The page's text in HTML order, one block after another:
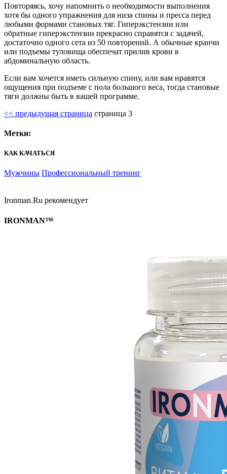
Повторяясь, хочу напомнить о необходимости выполнения
хотя бы одного упражнения для низа спины и пресса перед
любыми формами становых тяг. Гиперэкстензии или
обратные гиперэкстензии прекрасно справятся с задачей,
достаточно одного сета из 50 повторений. А обычные кранчи
или подъемы туловища обеспечат прилив крови в
абдоминальную область.
Если вам хочется иметь сильную спину, или вам нравятся
ощущения при подъеме с пола большого веса, тогда становые
тяги должны быть в вашей программе.
<< предыдущая страница страница 3
Метки:
КАК КАЧАТЬСЯ
Мужчины Профессиональный тренинг
Ironman.Ru рекомендует
IRONMAN™